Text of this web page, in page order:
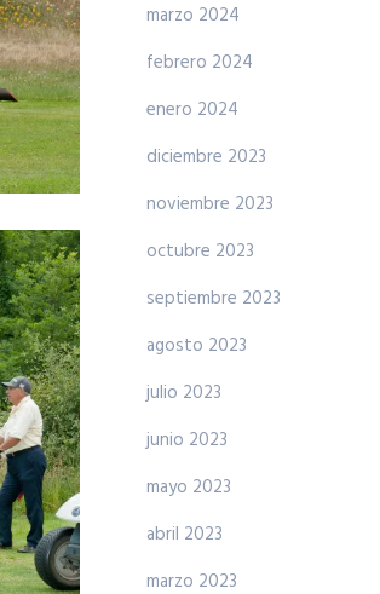
marzo 2024
febrero 2024
enero 2024
diciembre 2023
noviembre 2023
octubre 2023
septiembre 2023
agosto 2023
julio 2023
junio 2023
mayo 2023
abril 2023
marzo 2023